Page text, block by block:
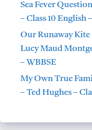
Sea Fever
– Class 10 English
Our Runaway Kite
Lucy Maud
– WBBSE
My Own True
– Ted Hughes –